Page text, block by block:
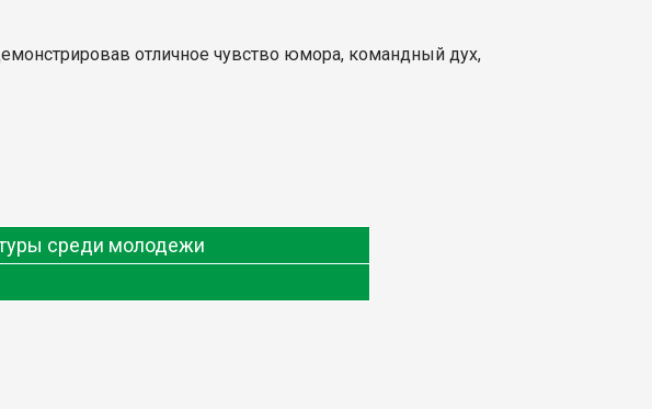
отличное чувство юмора, командный дух,
среди молодежи